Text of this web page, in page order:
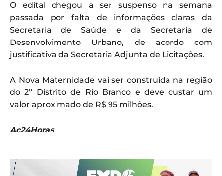
O edital chegou a ser suspenso na semana
passada por falta de informações claras da
Secretaria de Saúde e da Secretaria de
Desenvolvimento Urbano, de acordo com
justificativa da Secretaria Adjunta de Licitações.
A Nova Maternidade vai ser construída na região
do 2º Distrito de Rio Branco e deve custar um
valor aproximado de R$ 95 milhões.
Ac24Horas